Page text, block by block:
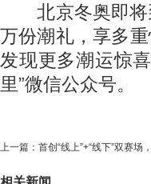
北京冬奥即将
万份潮礼，享多
发现更多潮运惊
里”微信公众号。
上一篇： 首创“线上”+“线下”双赛